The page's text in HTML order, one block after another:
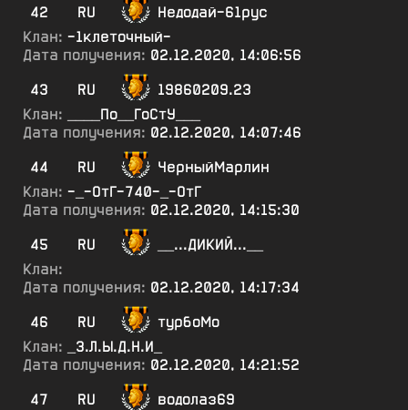
42
RU
Недодай-61рус
Клан: -1клеточный-
Дата получения: 02.12.2020, 14:06:56
43
RU
19860209.23
Клан:
____По__ГоСтУ___
Дата получения: 02.12.2020, 14:07:46
44
RU
ЧерныйМарлин
Клан: -_-ОтГ-740-_-ОтГ
Дата получения: 02.12.2020, 14:15:30
45
RU
__...ДИКИЙ...__
Клан:
Дата получения: 02.12.2020, 14:17:34
46
RU
турбоМо
Клан:
_З.Л.Ы.Д.Н.И_
Дата получения: 02.12.2020, 14:21:52
47
RU
водолаз69